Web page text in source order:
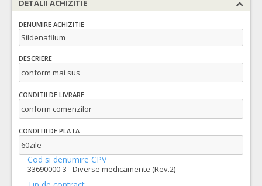
DETALII ACHIZITIE
DENUMIRE ACHIZITIE
Sildenafilum
DESCRIERE
conform mai sus
CONDITII DE LIVRARE:
conform comenzilor
CONDITII DE PLATA:
60zile
Cod si denumire CPV
33690000-3 - Diverse medicamente (Rev.2)